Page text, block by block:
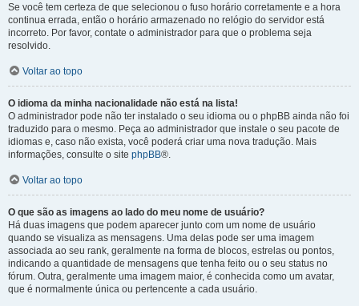
Se você tem certeza de que selecionou o fuso horário corretamente e a hora
continua errada, então o horário armazenado no relógio do servidor está
incorreto. Por favor, contate o administrador para que o problema seja
resolvido.
Voltar ao topo
O idioma da minha nacionalidade não está na lista!
O administrador pode não ter instalado o seu idioma ou o phpBB ainda não foi
traduzido para o mesmo. Peça ao administrador que instale o seu pacote de
idiomas e, caso não exista, você poderá criar uma nova tradução. Mais
informações, consulte o site phpBB®.
Voltar ao topo
O que são as imagens ao lado do meu nome de usuário?
Há duas imagens que podem aparecer junto com um nome de usuário
quando se visualiza as mensagens. Uma delas pode ser uma imagem
associada ao seu rank, geralmente na forma de blocos, estrelas ou pontos,
indicando a quantidade de mensagens que tenha feito ou o seu status no
fórum. Outra, geralmente uma imagem maior, é conhecida como um avatar,
que é normalmente única ou pertencente a cada usuário.